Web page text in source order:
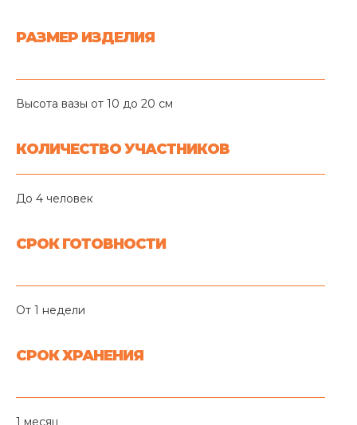
РАЗМЕР ИЗДЕЛИЯ
Высота вазы от 10 до 20 см
КОЛИЧЕСТВО УЧАСТНИКОВ
До 4 человек
СРОК ГОТОВНОСТИ
От 1 недели
СРОК ХРАНЕНИЯ
1 месяц